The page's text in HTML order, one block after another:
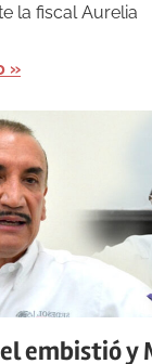
la fiscal Aurelia
embistió y